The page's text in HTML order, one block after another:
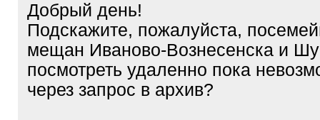
Добрый день!
Подскажите, пожалуйста,
мещан Иваново-Вознесенска и
посмотреть удаленно пока
через запрос в архив?